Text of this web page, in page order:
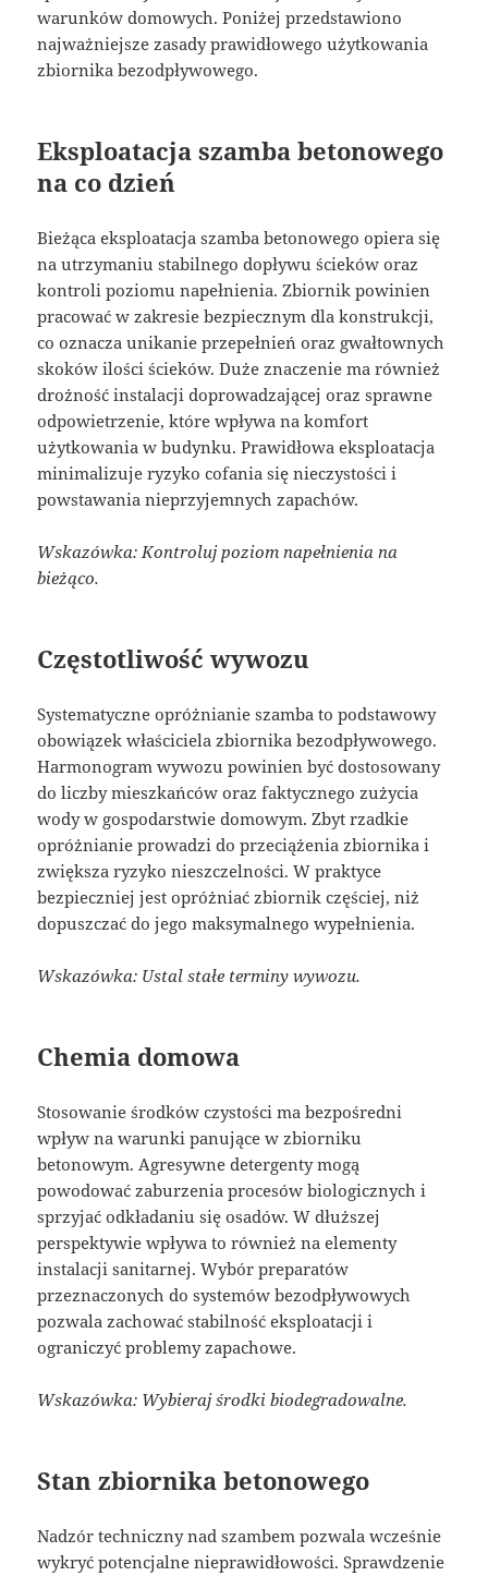
warunków domowych. Poniżej przedstawiono
najważniejsze zasady prawidłowego użytkowania
zbiornika bezodpływowego.
Eksploatacja szamba betonowego
na co dzień
Bieżąca eksploatacja szamba betonowego opiera się
na utrzymaniu stabilnego dopływu ścieków oraz
kontroli poziomu napełnienia. Zbiornik powinien
pracować w zakresie bezpiecznym dla konstrukcji,
co oznacza unikanie przepełnień oraz gwałtownych
skoków ilości ścieków. Duże znaczenie ma również
drożność instalacji doprowadzającej oraz sprawne
odpowietrzenie, które wpływa na komfort
użytkowania w budynku. Prawidłowa eksploatacja
minimalizuje ryzyko cofania się nieczystości i
powstawania nieprzyjemnych zapachów.
Wskazówka: Kontroluj poziom napełnienia na
bieżąco.
Częstotliwość wywozu
Systematyczne opróżnianie szamba to podstawowy
obowiązek właściciela zbiornika bezodpływowego.
Harmonogram wywozu powinien być dostosowany
do liczby mieszkańców oraz faktycznego zużycia
wody w gospodarstwie domowym. Zbyt rzadkie
opróżnianie prowadzi do przeciążenia zbiornika i
zwiększa ryzyko nieszczelności. W praktyce
bezpieczniej jest opróżniać zbiornik częściej, niż
dopuszczać do jego maksymalnego wypełnienia.
Wskazówka: Ustal stałe terminy wywozu.
Chemia domowa
Stosowanie środków czystości ma bezpośredni
wpływ na warunki panujące w zbiorniku
betonowym. Agresywne detergenty mogą
powodować zaburzenia procesów biologicznych i
sprzyjać odkładaniu się osadów. W dłuższej
perspektywie wpływa to również na elementy
instalacji sanitarnej. Wybór preparatów
przeznaczonych do systemów bezodpływowych
pozwala zachować stabilność eksploatacji i
ograniczyć problemy zapachowe.
Wskazówka: Wybieraj środki biodegradowalne.
Stan zbiornika betonowego
Nadzór techniczny nad szambem pozwala wcześnie
wykryć potencjalne nieprawidłowości. Sprawdzenie